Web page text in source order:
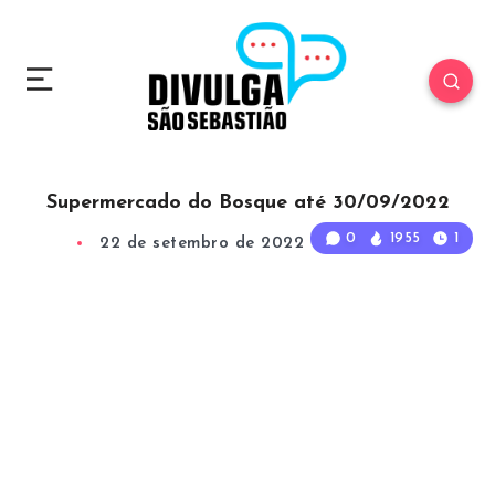
0 1955 1
Supermercado do Bosque até 30/09/2022
22 de setembro de 2022 1 Min Read